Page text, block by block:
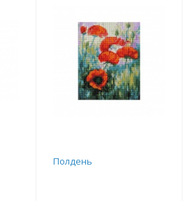
Полдень